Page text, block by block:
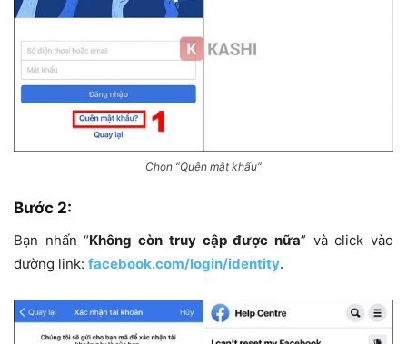
Chọn “Quên mật khẩu”
Bước 2:
Bạn nhấn “Không còn truy cập được nữa” và click vào
đường link: facebook.com/login/identity.